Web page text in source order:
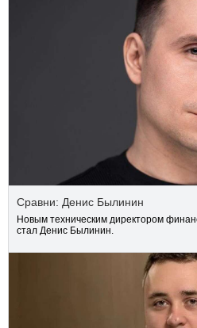
Сравни: Денис Былинин
Новым техническим директором
стал Денис Былинин.